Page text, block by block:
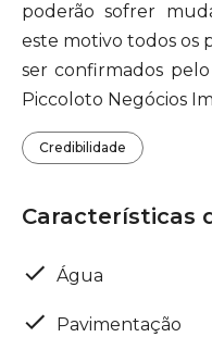
poderão sofrer
este motivo todos os
ser confirmados
Piccoloto Negócios
Credibilidade
Características
Água
Pavimentação